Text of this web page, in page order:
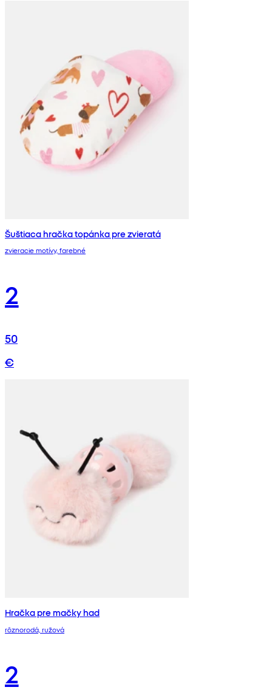
Šuštiaca hračka topánka pre zvieratá
zvieracie motívy, farebné
2
50
€
Hračka pre mačky had
rôznorodá, ružová
2